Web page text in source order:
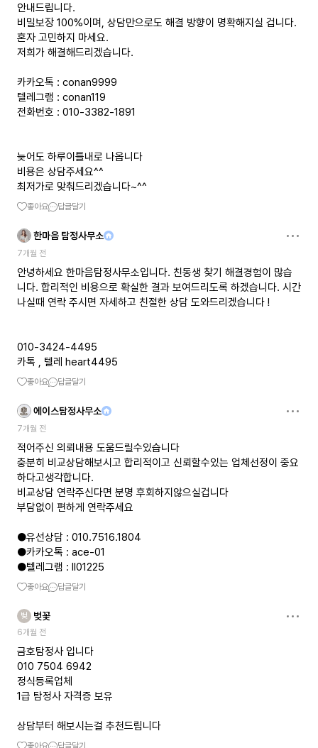
안내드립니다.
비밀보장 100%이며, 상담만으로도 해결 방향이 명확해지실 겁니다.
혼자 고민하지 마세요.
저희가 해결해드리겠습니다.
카카오톡 : conan9999
텔레그램 : conan119
전화번호 : 010-3382-1891
늦어도 하루이틀내로 나옵니다
비용은 상담주세요^^
최저가로 맞춰드리겠습니다~^^
좋아요 답글달기
한마음 탐정사무소
7개월 전
안녕하세요 한마음탐정사무소입니다. 친동생 찾기 해결경험이 많습
니다. 합리적인 비용으로 확실한 결과 보여드리도록 하겠습니다. 시간
나실때 연락 주시면 자세하고 친절한 상담 도와드리겠습니다 !
010-3424-4495
카톡 , 텔레 heart4495
좋아요 답글달기
에이스탐정사무소
7개월 전
적어주신 의뢰내용 도움드릴수있습니다
충분히 비교상담해보시고 합리적이고 신뢰할수있는 업체선정이 중요
하다고생각합니다.
비교상담 연락주신다면 분명 후회하지않으실겁니다
부담없이 편하게 연락주세요
●유선상담 : 010.7516.1804
●카카오톡 : ace-01
●텔레그램 : ll01225
좋아요 답글달기
벚 벚꽃
6개월 전
금호탐정사 입니다
010 7504 6942
정식등록업체
1급 탐정사 자격증 보유
상담부터 해보시는걸 추천드립니다
좋아요 답글달기